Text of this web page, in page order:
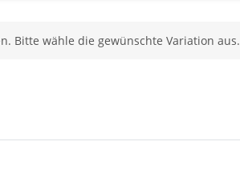
Bitte wähle die gewünschte Variation aus.